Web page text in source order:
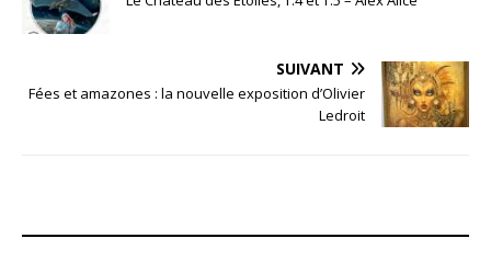
SUIVANT
Fées et amazones : la nouvelle exposition d’Olivier
Ledroit